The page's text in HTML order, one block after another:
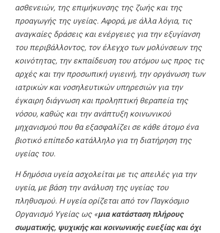
ασθενειών, της επιμήκυνσης της ζωής και της
προαγωγής της υγείας. Αφορά, με άλλα λόγια, τις
αναγκαίες δράσεις και ενέργειες για την εξυγίανση
του περιβάλλοντος, τον έλεγχο των μολύνσεων της
κοινότητας, την εκπαίδευση του ατόμου ως προς τις
αρχές και την προσωπική υγιεινή, την οργάνωση των
ιατρικών και νοσηλευτικών υπηρεσιών για την
έγκαιρη διάγνωση και προληπτική θεραπεία της
νόσου, καθώς και την ανάπτυξη κοινωνικού
μηχανισμού που θα εξασφαλίζει σε κάθε άτομο ένα
βιοτικό επίπεδο κατάλληλο για τη διατήρηση της
υγείας του.
Η δημόσια υγεία ασχολείται με τις απειλές για την
υγεία, με βάση την ανάλυση της υγείας του
πληθυσμού. Η υγεία ορίζεται από τον Παγκόσμιο
Οργανισμό Υγείας ως «μια κατάσταση πλήρους
σωματικής, ψυχικής και κοινωνικής ευεξίας και όχι